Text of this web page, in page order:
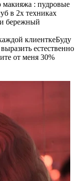
макияжа : пудровые
в 2х техниках
бережный
клиенткеБуду
естественно
от меня 30%